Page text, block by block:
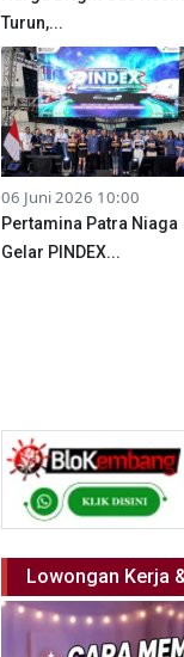
Turun,...
06 Juni 2026 10:00
Pertamina Patra Niaga
Gelar PINDEX...
Lowongan Kerja